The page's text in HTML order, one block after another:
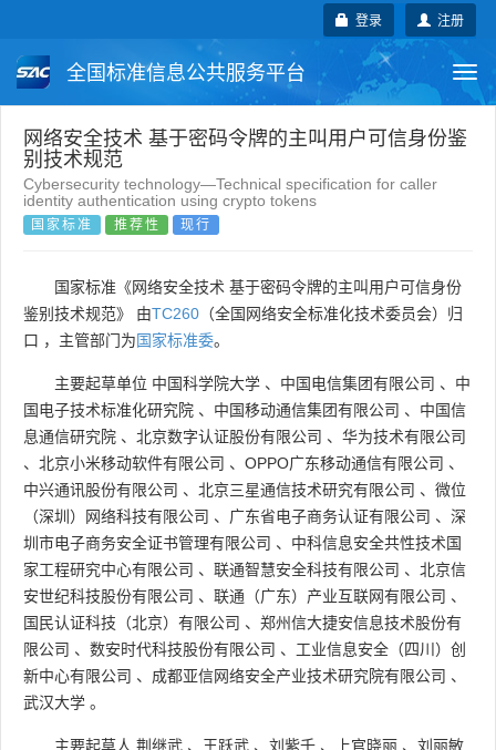
注册
登录
全国标准信息公共服务平台
国家标准 行业标准 地方标准
团体标准 企业标准 国际标准
网络安全技术 基于密码令牌的主叫用户可信身份鉴
别技术规范
Cybersecurity technology—Technical specification for caller
identity authentication using crypto tokens
国家标准 推荐性 现行
国家标准《网络安全技术 基于密码令牌的主叫用户可信身份
鉴别技术规范》 由TC260 （全国网络安全标准化技术委员会）归
口 ，主管部门为国家标准委。
主要起草单位 中国科学院大学 、 中国电信集团有限公司 、 中
国电子技术标准化研究院 、 中国移动通信集团有限公司 、 中国信
息通信研究院 、 北京数字认证股份有限公司 、 华为技术有限公司
、 北京小米移动软件有限公司 、 OPPO广东移动通信有限公司 、
中兴通讯股份有限公司 、 北京三星通信技术研究有限公司 、 微位
（深圳）网络科技有限公司 、 广东省电子商务认证有限公司 、 深
圳市电子商务安全证书管理有限公司 、 中科信息安全共性技术国
家工程研究中心有限公司 、 联通智慧安全科技有限公司 、 北京信
安世纪科技股份有限公司 、 联通（广东）产业互联网有限公司 、
国民认证科技（北京）有限公司 、 郑州信大捷安信息技术股份有
限公司 、 数安时代科技股份有限公司 、 工业信息安全（四川）创
新中心有限公司 、 成都亚信网络安全产业技术研究院有限公司 、
武汉大学 。
主要起草人 荆继武 、 王跃武 、 刘紫千 、 上官晓丽 、 刘丽敏